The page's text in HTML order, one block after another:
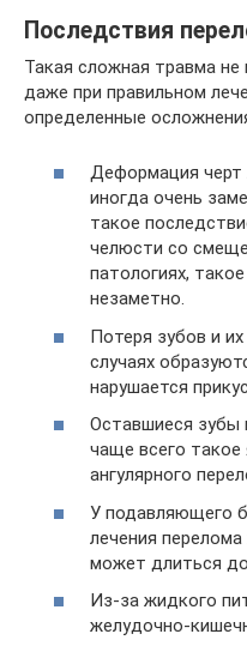
Последствия
Такая сложная травма
даже при правильном
определенные
Деформация черт
иногда очень
такое
челюсти со
патологиях,
незаметно.
Потеря зубов и
случаях
нарушается прикус.
Оставшиеся зубы
чаще всего такое
ангулярного
У подавляющего
лечения
может длиться
Из-за жидкого
желудочно-